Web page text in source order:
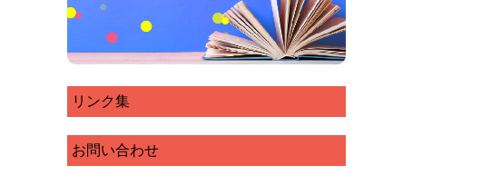
リンク集
お問い合わせ